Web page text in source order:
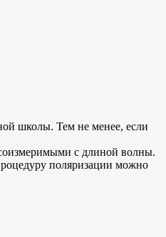
школы. Тем не менее, если
соизмеримыми с длиной волны.
поляризации можно